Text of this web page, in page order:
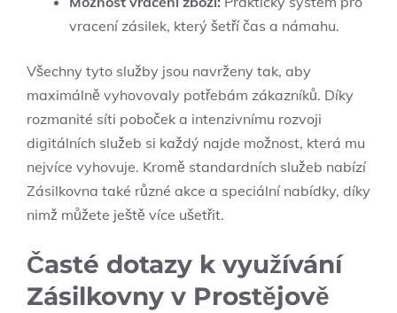
vracení zásilek, který šetří čas a námahu.
Všechny tyto služby jsou navrženy tak, aby
maximálně vyhovovaly potřebám zákazníků. Díky
rozmanité síti poboček a intenzivnímu rozvoji
digitálních služeb si každý najde možnost, která mu
nejvíce vyhovuje. Kromě standardních služeb nabízí
Zásilkovna také různé akce a speciální nabídky, díky
nimž můžete ještě více ušetřit.
Časté dotazy k využívání
Zásilkovny v Prostějově